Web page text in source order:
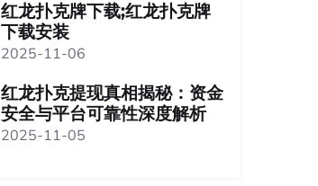
红龙扑克牌下载;红龙扑克牌
下载安装
2025-11-06
红龙扑克提现真相揭秘：资金
安全与平台可靠性深度解析
2025-11-05